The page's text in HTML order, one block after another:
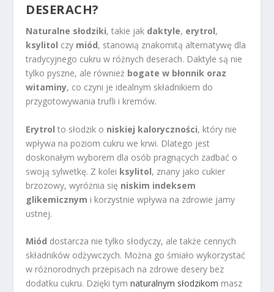
DESERACH?
Naturalne słodziki, takie jak daktyle, erytrol,
ksylitol czy miód, stanowią znakomitą alternatywę dla
tradycyjnego cukru w różnych deserach. Daktyle są nie
tylko pyszne, ale również bogate w błonnik oraz
witaminy, co czyni je idealnym składnikiem do
przygotowywania trufli i kremów.
Erytrol to słodzik o niskiej kaloryczności, który nie
wpływa na poziom cukru we krwi. Dlatego jest
doskonałym wyborem dla osób pragnących zadbać o
swoją sylwetkę. Z kolei ksylitol, znany jako cukier
brzozowy, wyróżnia się niskim indeksem
glikemicznym i korzystnie wpływa na zdrowie jamy
ustnej.
Miód dostarcza nie tylko słodyczy, ale także cennych
składników odżywczych. Można go śmiało wykorzystać
w różnorodnych przepisach na zdrowe desery bez
dodatku cukru. Dzięki tymnaturalnym słodzikom masz